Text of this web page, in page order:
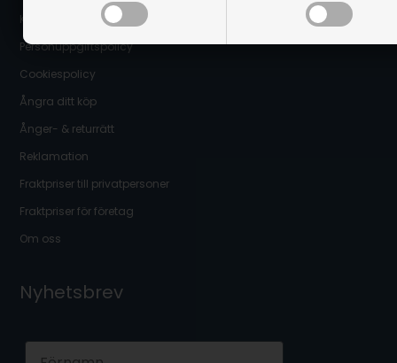
Köpevillkor
Personuppgiftspolicy
Cookiespolicy
Ångra ditt köp
Ånger- & returrätt
Reklamation
Fraktpriser till privatpersoner
Fraktpriser för företag
Om oss
Nyhetsbrev